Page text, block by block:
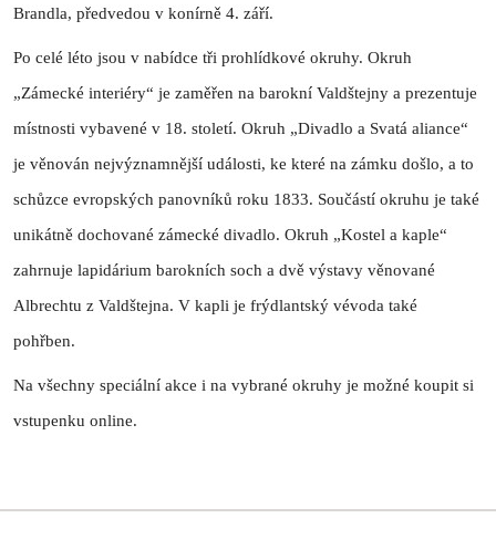
Brandla, předvedou v konírně 4. září.
Po celé léto jsou v nabídce tři prohlídkové okruhy. Okruh
„Zámecké interiéry“ je zaměřen na barokní Valdštejny a prezentuje
místnosti vybavené v 18. století. Okruh „Divadlo a Svatá aliance“
je věnován nejvýznamnější události, ke které na zámku došlo, a to
schůzce evropských panovníků roku 1833. Součástí okruhu je také
unikátně dochované zámecké divadlo. Okruh „Kostel a kaple“
zahrnuje lapidárium barokních soch a dvě výstavy věnované
Albrechtu z Valdštejna. V kapli je frýdlantský vévoda také
pohřben.
Na všechny speciální akce i na vybrané okruhy je možné koupit si
vstupenku online.